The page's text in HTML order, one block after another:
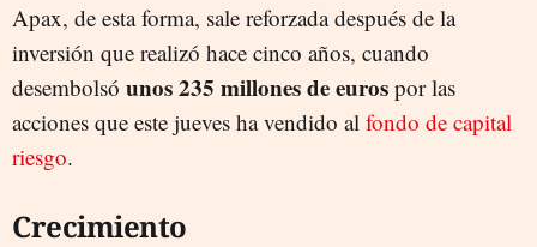
Apax, de esta forma, sale reforzada después de la
inversión que realizó hace cinco años, cuando
desembolsó unos 235 millones de euros por las
acciones que este jueves ha vendido al fondo de capital
riesgo.
Crecimiento